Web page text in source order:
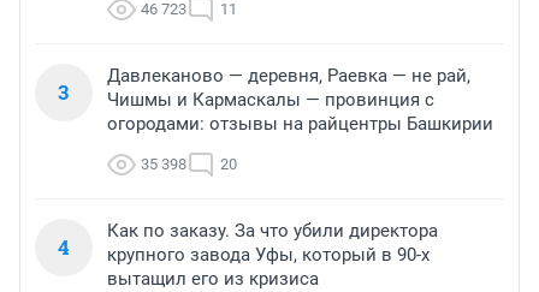
46 723 11
3
Давлеканово — деревня, Раевка — не рай,
Чишмы и Кармаскалы — провинция с
огородами: отзывы на райцентры Башкирии
35 398 20
4
Как по заказу. За что убили директора
крупного завода Уфы, который в 90-х
вытащил его из кризиса